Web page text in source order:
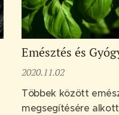
Emésztés és
2020.11.02
Többek között
megsegítésére